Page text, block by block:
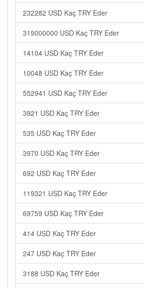
232282 USD Kaç TRY Eder
319000000 USD Kaç TRY Eder
14104 USD Kaç TRY Eder
10048 USD Kaç TRY Eder
552941 USD Kaç TRY Eder
3921 USD Kaç TRY Eder
535 USD Kaç TRY Eder
3970 USD Kaç TRY Eder
692 USD Kaç TRY Eder
119321 USD Kaç TRY Eder
69759 USD Kaç TRY Eder
414 USD Kaç TRY Eder
247 USD Kaç TRY Eder
3188 USD Kaç TRY Eder